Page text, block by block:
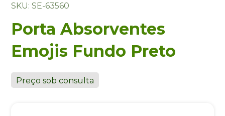
SKU: SE-63560
Porta Absorventes
Emojis Fundo Preto
Preço sob consulta